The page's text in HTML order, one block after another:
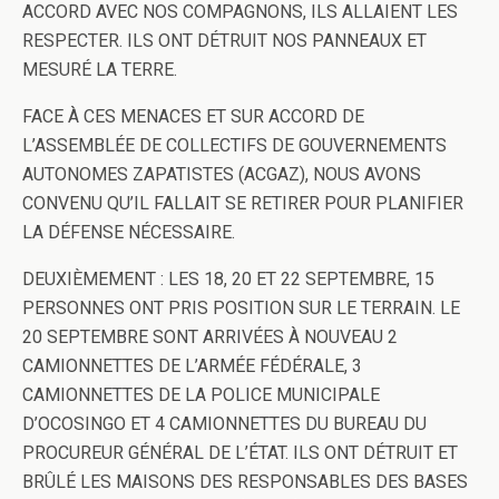
ACCORD AVEC NOS COMPAGNONS, ILS ALLAIENT LES
RESPECTER. ILS ONT DÉTRUIT NOS PANNEAUX ET
MESURÉ LA TERRE.
FACE À CES MENACES ET SUR ACCORD DE
L’ASSEMBLÉE DE COLLECTIFS DE GOUVERNEMENTS
AUTONOMES ZAPATISTES (ACGAZ), NOUS AVONS
CONVENU QU’IL FALLAIT SE RETIRER POUR PLANIFIER
LA DÉFENSE NÉCESSAIRE.
DEUXIÈMEMENT : LES 18, 20 ET 22 SEPTEMBRE, 15
PERSONNES ONT PRIS POSITION SUR LE TERRAIN. LE
20 SEPTEMBRE SONT ARRIVÉES À NOUVEAU 2
CAMIONNETTES DE L’ARMÉE FÉDÉRALE, 3
CAMIONNETTES DE LA POLICE MUNICIPALE
D’OCOSINGO ET 4 CAMIONNETTES DU BUREAU DU
PROCUREUR GÉNÉRAL DE L’ÉTAT. ILS ONT DÉTRUIT ET
BRÛLÉ LES MAISONS DES RESPONSABLES DES BASES